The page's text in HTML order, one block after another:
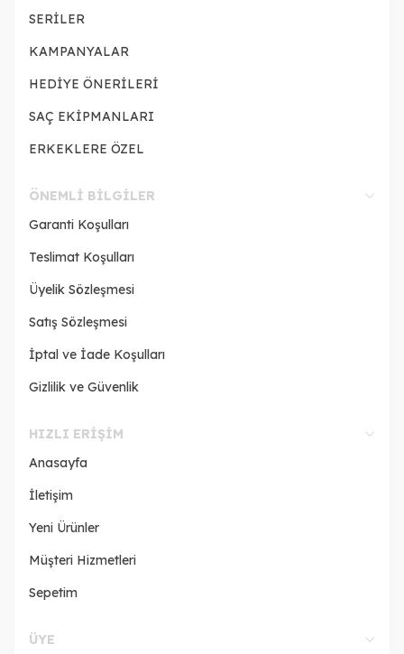
SERİLER
KAMPANYALAR
HEDİYE ÖNERİLERİ
SAÇ EKİPMANLARI
ERKEKLERE ÖZEL
ÖNEMLI BILGILER
Garanti Koşulları
Teslimat Koşulları
Üyelik Sözleşmesi
Satış Sözleşmesi
İptal ve İade Koşulları
Gizlilik ve Güvenlik
HIZLI ERIŞIM
Anasayfa
İletişim
Yeni Ürünler
Müşteri Hizmetleri
Sepetim
ÜYE